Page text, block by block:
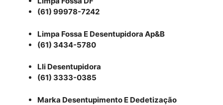
(61) 99978-7242
Limpa Fossa E Desentupidora Ap&B
(61) 3434-5780
Lli Desentupidora
(61) 3333-0385
Marka Desentupimento E Dedetização